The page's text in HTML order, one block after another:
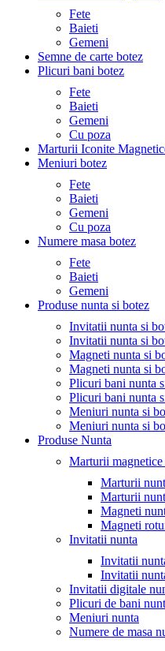
Fete
Baieti
Gemeni
Semne de carte botez
Plicuri bani botez
Fete
Baieti
Gemeni
Cu poza
Marturii Iconite
Meniuri botez
Fete
Baieti
Gemeni
Cu poza
Numere masa botez
Fete
Baieti
Gemeni
Produse nunta si botez
Invitatii nunta si
Invitatii nunta si
Magneti nunta si
Magneti nunta si
Plicuri bani nunta
Plicuri bani nunta
Meniuri nunta si
Meniuri nunta si
Produse Nunta
Marturii magnetice
Marturii
Marturii
Magneti
Magneti
Invitatii nunta
Invitatii
Invitatii
Invitatii digitale
Plicuri de bani
Meniuri nunta
Numere de masa